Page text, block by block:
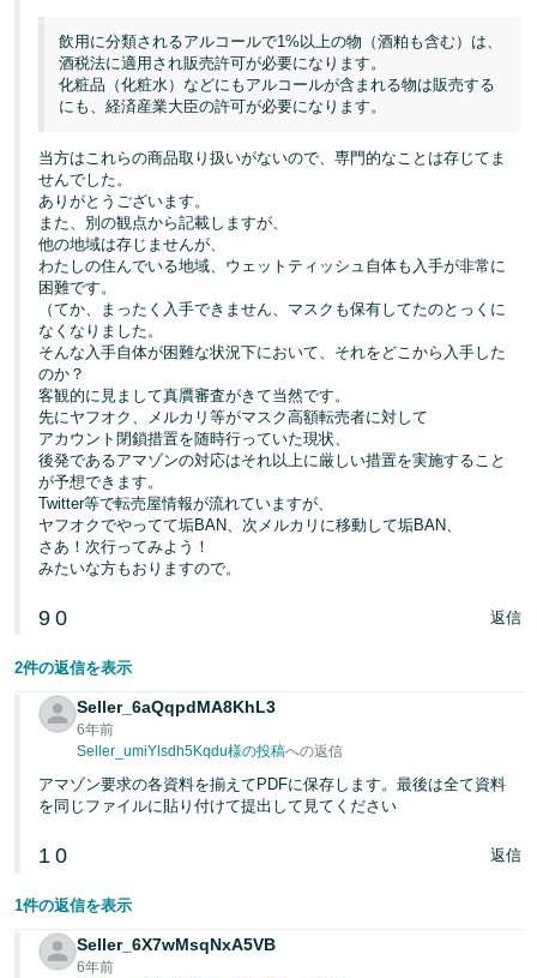
飲用に分類されるアルコールで1%以上の物（酒粕も含む）は、
酒税法に適用され販売許可が必要になります。
化粧品（化粧水）などにもアルコールが含まれる物は販売する
にも、経済産業大臣の許可が必要になります。
当方はこれらの商品取り扱いがないので、専門的なことは存じてま
せんでした。
ありがとうございます。
また、別の観点から記載しますが、
他の地域は存じませんが、
わたしの住んでいる地域、ウェットティッシュ自体も入手が非常に
困難です。
（てか、まったく入手できません、マスクも保有してたのとっくに
なくなりました。
そんな入手自体が困難な状況下において、それをどこから入手した
のか？
客観的に見まして真贋審査がきて当然です。
先にヤフオク、メルカリ等がマスク高額転売者に対して
アカウント閉鎖措置を随時行っていた現状、
後発であるアマゾンの対応はそれ以上に厳しい措置を実施すること
が予想できます。
Twitter等で転売屋情報が流れていますが、
ヤフオクでやってて垢BAN、次メルカリに移動して垢BAN、
さあ！次行ってみよう！
みたいな方もおりますので。
9 0 返信
2件の返信を表示
Seller_6aQqpdMA8KhL3
6年前
Seller_umiYlsdh5Kqdu様の投稿への返信
アマゾン要求の各資料を揃えてPDFに保存します。最後は全て資料
を同じファイルに貼り付けて提出して見てください
1 0 返信
1件の返信を表示
Seller_6X7wMsqNxA5VB
6年前